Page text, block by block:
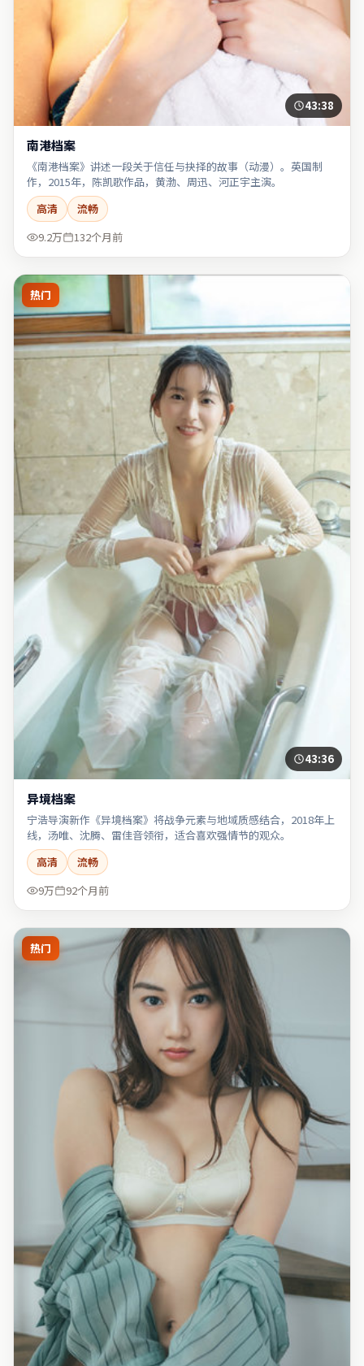
43:38
南港档案
《南港档案》讲述一段关于信任与抉择的故事（动漫）。英国制
作，2015年，陈凯歌作品，黄渤、周迅、河正宇主演。
高清
流畅
9.2万
132个月前
热门
43:36
异境档案
宁浩导演新作《异境档案》将战争元素与地域质感结合，2018年上
线，汤唯、沈腾、雷佳音领衔，适合喜欢强情节的观众。
高清
流畅
9万
92个月前
热门